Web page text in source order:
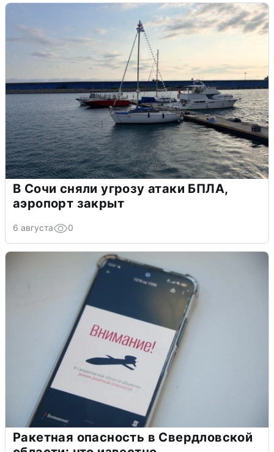
В Сочи сняли угрозу атаки БПЛА,
аэропорт закрыт
6 августа 0
Ракетная опасность в Свердловской